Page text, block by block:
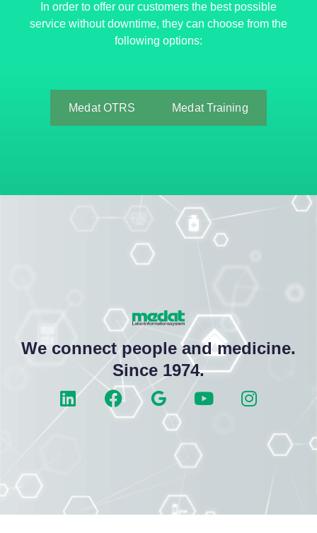
In order to offer our customers the best possible
service without downtime, they can choose from the
following options:
Medat OTRS Medat Training
We connect people and medicine.
Since 1974.